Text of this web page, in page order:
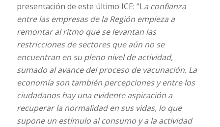
presentación de este último ICE: “La confianza
entre las empresas de la Región empieza a
remontar al ritmo que se levantan las
restricciones de sectores que aún no se
encuentran en su pleno nivel de actividad,
sumado al avance del proceso de vacunación. La
economía son también percepciones y entre los
ciudadanos hay una evidente aspiración a
recuperar la normalidad en sus vidas, lo que
supone un estímulo al consumo y a la actividad